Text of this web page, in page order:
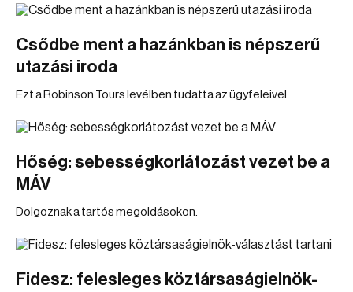
Csődbe ment a hazánkban is népszerű
utazási iroda
Ezt a Robinson Tours levélben tudatta az ügyfeleivel.
Hőség: sebességkorlátozást vezet be a
MÁV
Dolgoznak a tartós megoldásokon.
Fidesz: felesleges köztársaságielnök-